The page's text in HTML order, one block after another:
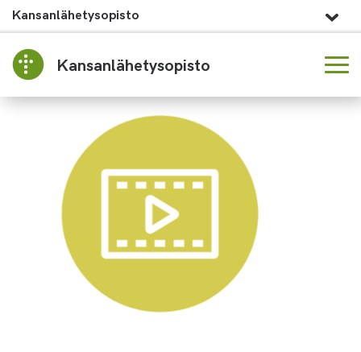
Kansanlähetysopisto
Kansanlähetysopisto